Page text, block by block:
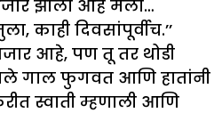
झाला आहे मला…
काही दिवसांपूर्वीच.’’
आहे, पण तू तर थोडी
गाल फुगवत आणि हातांनी
स्वाती म्हणाली आणि